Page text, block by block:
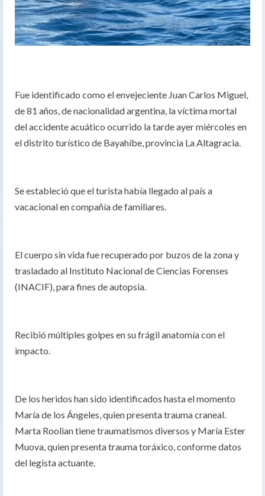
Fue identificado como el envejeciente Juan Carlos Miguel,
de 81 años, de nacionalidad argentina, la víctima mortal
del accidente acuático ocurrido la tarde ayer miércoles en
el distrito turístico de Bayahíbe, provincia La Altagracia.
Se estableció que el turista había llegado al país a
vacacional en compañía de familiares.
El cuerpo sin vida fue recuperado por buzos de la zona y
trasladado al Instituto Nacional de Ciencias Forenses
(INACIF), para fines de autopsia.
Recibió múltiples golpes en su frágil anatomía con el
impacto.
De los heridos han sido identificados hasta el momento
María de los Ángeles, quien presenta trauma craneal.
Marta Roolian tiene traumatismos diversos y María Ester
Muova, quien presenta trauma toráxico, conforme datos
del legista actuante.